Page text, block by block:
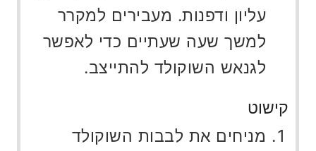
עליון ודפנות. מעבירים למקרר
למשך שעה שעתיים כדי לאפשר
לגנאש השוקולד להתייצב.
קישוט
מניחים את לבבות השוקולד